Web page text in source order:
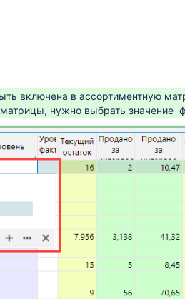
включена в ассортиментную
нужно выбрать значение